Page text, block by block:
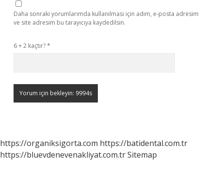
Daha sonraki yorumlarımda kullanılması için adım, e-posta adresim
ve site adresim bu tarayıcıya kaydedilsin.
6 + 2 kaçtır?*
https://organiksigorta.com https://batidental.com.tr
https://bluevdenevenakliyat.com.trSitemap